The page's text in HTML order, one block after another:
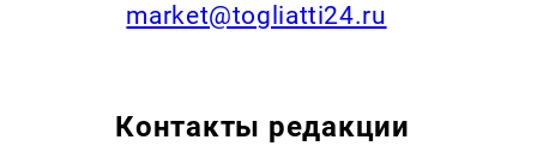
market@togliatti24.ru
Контакты редакции